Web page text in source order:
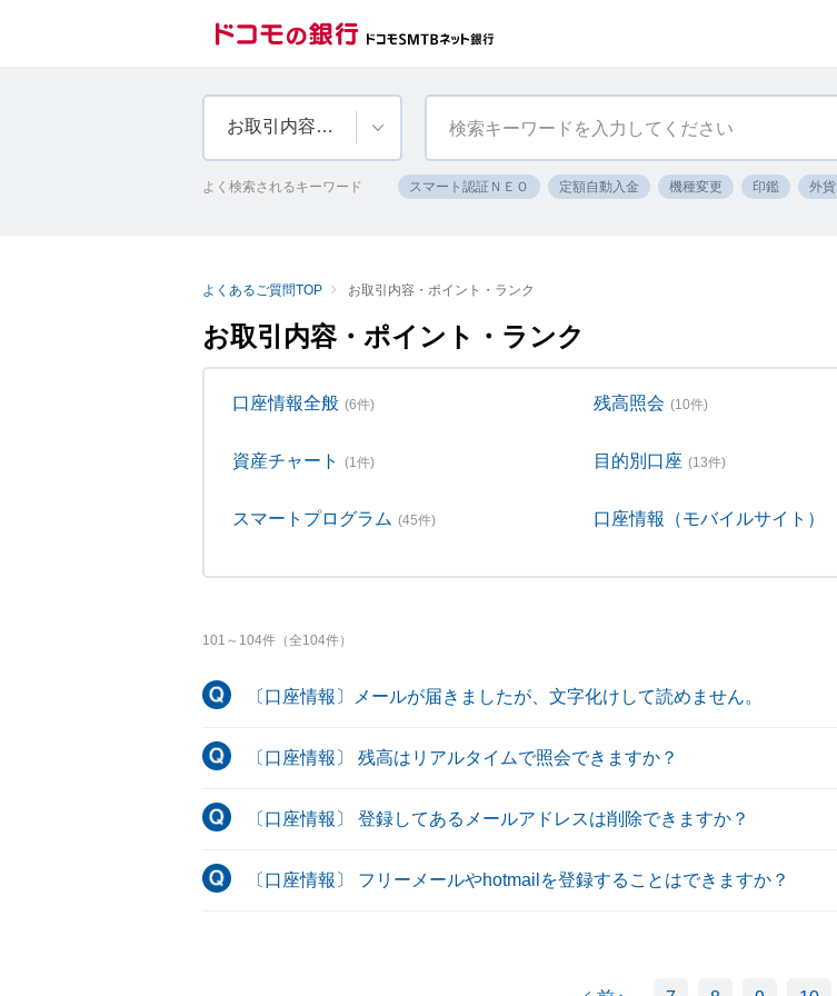
お取引内容・ポイント・ランク
よく検索されるキーワード スマート認証ＮＥＯ 定額自動入金 機種変更 印鑑 外貨
よくあるご質問TOP お取引内容・ポイント・ランク
お取引内容・ポイント・ランク
口座情報全般 (6件) 残高照会 (10件)
資産チャート (1件) 目的別口座 (13件)
スマートプログラム (45件) 口座情報（モバイルサイト）
101 ～ 104件（全104件）
〔口座情報〕メールが届きましたが、文字化けして読めません。
〔口座情報〕 残高はリアルタイムで照会できますか？
〔口座情報〕 登録してあるメールアドレスは削除できますか？
〔口座情報〕 フリーメールやhotmailを登録することはできますか？